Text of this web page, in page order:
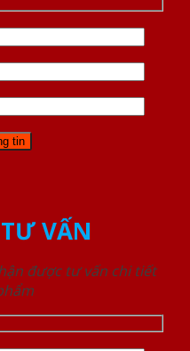
VẤN
được tư vấn chi tiết